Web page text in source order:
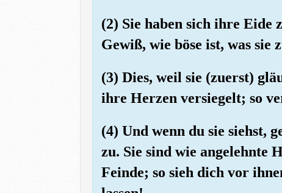
(2) Sie haben sich ihre Eide
Gewiß, wie böse ist, was sie
(3) Dies, weil sie (zuerst)
ihre Herzen versiegelt; so
(4) Und wenn du sie siehst,
zu. Sie sind wie angelehnte
Feinde; so sieh dich vor